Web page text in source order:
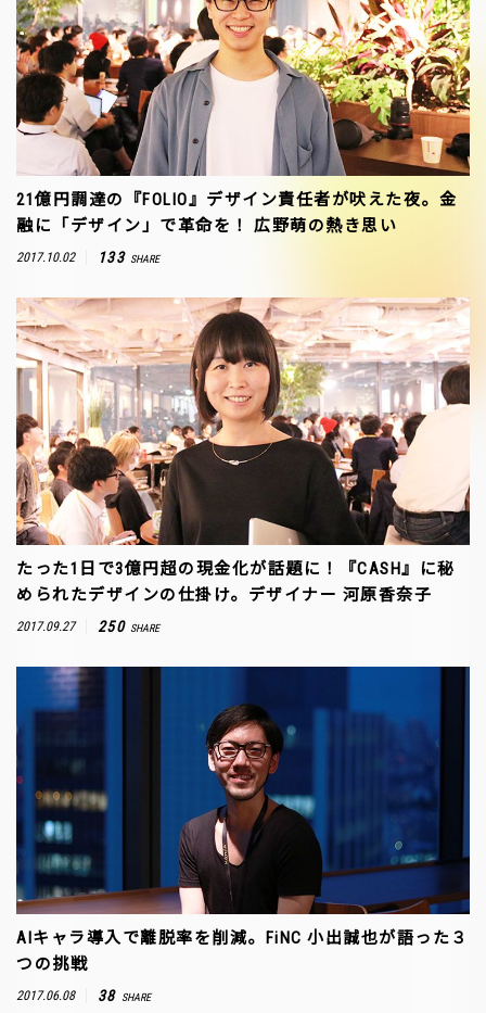
21億円調達の『FOLIO』デザイン責任者が吠えた夜。金
融に「デザイン」で革命を！ 広野萌の熱き思い
2017.10.02 133 SHARE
たった1日で3億円超の現金化が話題に！『CASH』に秘
められたデザインの仕掛け。デザイナー 河原香奈子
2017.09.27 250 SHARE
AIキャラ導入で離脱率を削減。FiNC 小出誠也が語った３
つの挑戦
2017.06.08 38 SHARE